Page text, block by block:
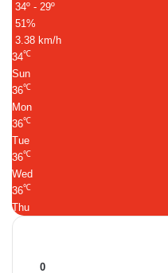
34º - 29º
51%
3.38 km/h
34℃
Sun
36℃
Mon
36℃
Tue
36℃
Wed
36℃
Thu
0